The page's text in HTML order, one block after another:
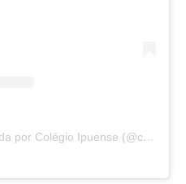
Uma publicação compartilhada por Colégio Ipuense (@colegioipuense)